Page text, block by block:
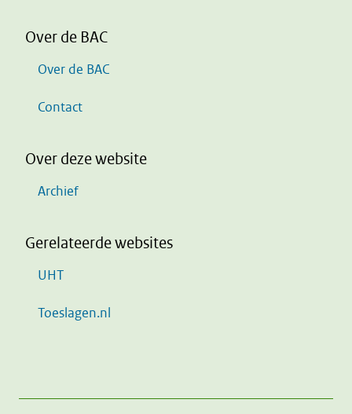
Over de BAC
Over de BAC
Contact
Over deze website
Archief
Gerelateerde websites
UHT
Toeslagen.nl